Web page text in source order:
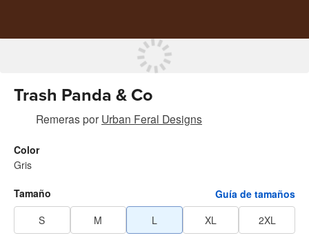
Trash Panda & Co
Remeraspor Urban Feral Designs
Color
Gris
Tamaño
Guía de tamaños
S
M L XL
2XL